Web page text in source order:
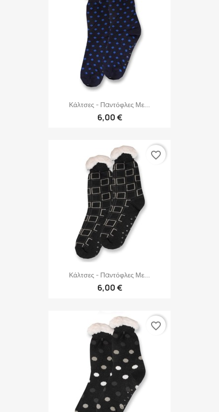
Κάλτσες - Παντόφλες Με...
6,00 €
Κάλτσες - Παντόφλες Με...
6,00 €
favorite_border
favorite_border